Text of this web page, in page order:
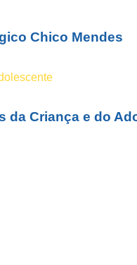
Chico Mendes
da Criança e do